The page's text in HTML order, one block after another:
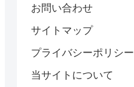
お問い合わせ
サイトマップ
プライバシーポリシー
当サイトについて